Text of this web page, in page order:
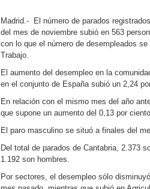
Madrid.- El número de parados
del mes de noviembre subió en 563
con lo que el número de desempleados
Trabajo.
El aumento del desempleo en la
en el conjunto de España subió un 2,24
En relación con el mismo mes del año
que supone un aumento del 0,13 por
El paro masculino se situó a finales del
Del total de parados de Cantabria, 2.373
1.192 son hombres.
Por sectores, el desempleo sólo